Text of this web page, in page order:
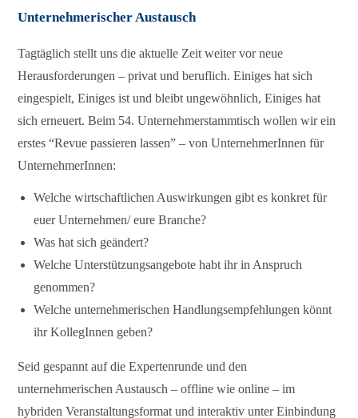
Unternehmerischer Austausch
Tagtäglich stellt uns die aktuelle Zeit weiter vor neue
Herausforderungen – privat und beruflich. Einiges hat sich
eingespielt, Einiges ist und bleibt ungewöhnlich, Einiges hat
sich erneuert. Beim 54. Unternehmerstammtisch wollen wir ein
erstes “Revue passieren lassen” – von UnternehmerInnen für
UnternehmerInnen:
Welche wirtschaftlichen Auswirkungen gibt es konkret für
euer Unternehmen/ eure Branche?
Was hat sich geändert?
Welche Unterstützungsangebote habt ihr in Anspruch
genommen?
Welche unternehmerischen Handlungsempfehlungen könnt
ihr KollegInnen geben?
Seid gespannt auf die Expertenrunde und den
unternehmerischen Austausch – offline wie online – im
hybriden Veranstaltungsformat und interaktiv unter Einbindung